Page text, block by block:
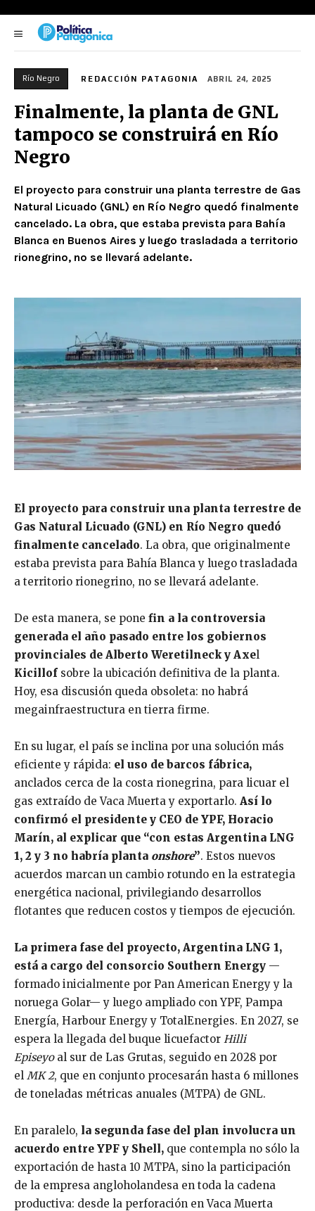
Río Negro REDACCIÓN PATAGONIA ABRIL 24, 2025
Finalmente, la planta de GNL
tampoco se construirá en Río
Negro
El proyecto para construir una planta terrestre de Gas
Natural Licuado (GNL) en Río Negro quedó finalmente
cancelado. La obra, que estaba prevista para Bahía
Blanca en Buenos Aires y luego trasladada a territorio
rionegrino, no se llevará adelante.
El proyecto para construir una planta terrestre de
Gas Natural Licuado (GNL) en Río Negro quedó
finalmente cancelado. La obra, que originalmente
estaba prevista para Bahía Blanca y luego trasladada
a territorio rionegrino, no se llevará adelante.
De esta manera, se pone fin a la controversia
generada el año pasado entre los gobiernos
provinciales de Alberto Weretilneck y Axel
Kicillof sobre la ubicación definitiva de la planta.
Hoy, esa discusión queda obsoleta: no habrá
megainfraestructura en tierra firme.
En su lugar, el país se inclina por una solución más
eficiente y rápida: el uso de barcos fábrica,
anclados cerca de la costa rionegrina, para licuar el
gas extraído de Vaca Muerta y exportarlo. Así lo
confirmó el presidente y CEO de YPF, Horacio
Marín, al explicar que “con estas Argentina LNG
1, 2 y 3 no habría planta onshore”. Estos nuevos
acuerdos marcan un cambio rotundo en la estrategia
energética nacional, privilegiando desarrollos
flotantes que reducen costos y tiempos de ejecución.
La primera fase del proyecto, Argentina LNG 1,
está a cargo del consorcio Southern Energy —
formado inicialmente por Pan American Energy y la
noruega Golar— y luego ampliado con YPF, Pampa
Energía, Harbour Energy y TotalEnergies. En 2027, se
espera la llegada del buque licuefactor Hilli
Episeyoal sur de Las Grutas, seguido en 2028 por
el MK 2, que en conjunto procesarán hasta 6 millones
de toneladas métricas anuales (MTPA) de GNL.
En paralelo, la segunda fase del plan involucra un
acuerdo entre YPF y Shell, que contempla no sólo la
exportación de hasta 10 MTPA, sino la participación
de la empresa angloholandesa en toda la cadena
productiva: desde la perforación en Vaca Muerta